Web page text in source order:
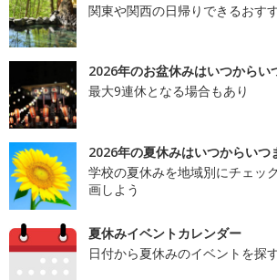
関東や関西の日帰りできるおす
2026年のお盆休みはいつからい
最大9連休となる場合もあり
2026年の夏休みはいつからいつ
学校の夏休みを地域別にチェッ
画しよう
夏休みイベントカレンダー
日付から夏休みのイベントを探